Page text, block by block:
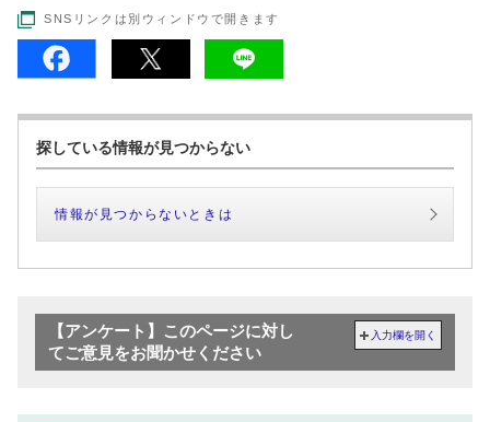
SNSリンクは別ウィンドウで開きます
探している情報が見つからない
情報が見つからないときは
【アンケート】このページに対し
てご意見をお聞かせください
入力欄を開く